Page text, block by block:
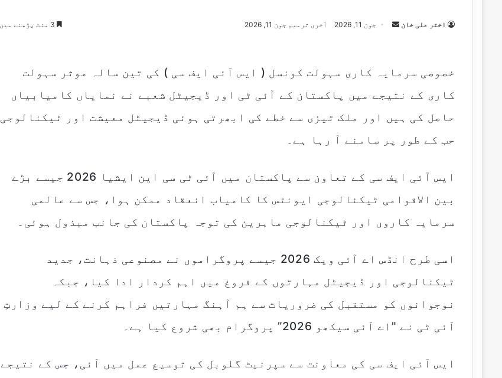
اختر علی خان
Send جون 11, 2026 آخری ترمیم جون 11, 2026 3 منٹ پڑھنے میں
خصوصی سرمایہ کاری سہولت کونسل ( ایس آئی ایف سی ) کی تین سالہ موثر سہولت
کاری کے نتیجے میں پاکستان کے آئی ٹی اور ڈیجیٹل شعبے نے نمایاں کامیابیاں
حاصل کی ہیں اور ملک تیزی سے خطے کی ابھرتی ہوئی ڈیجیٹل معیشت اور ٹیکنالوجی
حب کے طور پر سامنے آ رہا ہے۔
ایس آئی ایف سی کے تعاون سے پاکستان میں آئی ٹی سی این ایشیا 2026 جیسے بڑے
بین الاقوامی ٹیکنالوجی ایونٹس کا کامیاب انعقاد ممکن ہوا، جس سے عالمی
سرمایہ کاروں اور ٹیکنالوجی ماہرین کی توجہ پاکستان کی جانب مبذول ہوئی۔
اسی طرح انڈس اے آئی ویک 2026 جیسے پروگراموں نے مصنوعی ذہانت، جدید
ٹیکنالوجی اور ڈیجیٹل مہارتوں کے فروغ میں اہم کردار ادا کیا، جبکہ
نوجوانوں کو مستقبل کی ضروریات سے ہم آہنگ مہارتیں فراہم کرنے کے لیے وزارتِ
آئی ٹی نے "اے آئی سیکھو 2026” پروگرام بھی شروع کیا ہے۔
ایس آئی ایف سی کی معاونت سے سپرنیٹ گلوبل کی توسیع عمل میں آئی، جس کے نتیجے